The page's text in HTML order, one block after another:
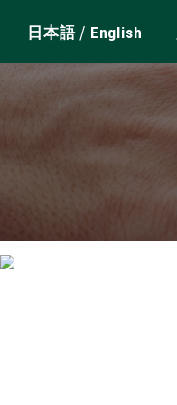
日本語/ English